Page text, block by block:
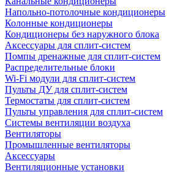
Напольно-потолочные кондиционеры
Колонные кондиционеры
Кондиционеры без наружного блока
Аксессуары для сплит-систем
Помпы дренажные для сплит-систем
Распределительные блоки
Wi-Fi модули для сплит-систем
Пульты ДУ для сплит-систем
Термостаты для сплит-систем
Пульты управления для сплит-систем
Системы вентиляции воздуха
Вентиляторы
Промышленные вентиляторы
Аксессуары
Вентиляционные установки